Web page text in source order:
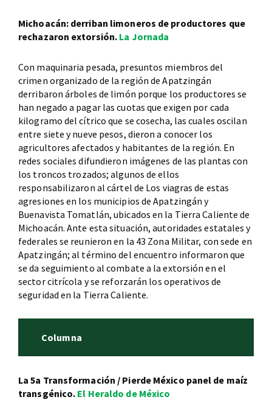
Michoacán: derriban limoneros de productores que
rechazaron extorsión. La Jornada
Con maquinaria pesada, presuntos miembros del
crimen organizado de la región de Apatzingán
derribaron árboles de limón porque los productores se
han negado a pagar las cuotas que exigen por cada
kilogramo del cítrico que se cosecha, las cuales oscilan
entre siete y nueve pesos, dieron a conocer los
agricultores afectados y habitantes de la región. En
redes sociales difundieron imágenes de las plantas con
los troncos trozados; algunos de ellos
responsabilizaron al cártel de Los viagras de estas
agresiones en los municipios de Apatzingán y
Buenavista Tomatlán, ubicados en la Tierra Caliente de
Michoacán. Ante esta situación, autoridades estatales y
federales se reunieron en la 43 Zona Militar, con sede en
Apatzingán; al término del encuentro informaron que
se da seguimiento al combate a la extorsión en el
sector citrícola y se reforzarán los operativos de
seguridad en la Tierra Caliente.
Columna
La 5a Transformación / Pierde México panel de maíz
transgénico. El Heraldo de México